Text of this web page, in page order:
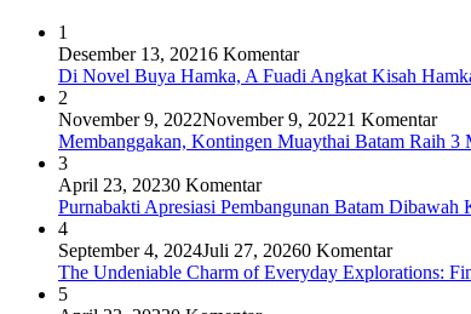
1
Desember 13, 20216 Komentar
Di Novel Buya Hamka, A Fuadi Angkat Kisah
2
November 9, 2022November 9, 20221 Komentar
Membanggakan, Kontingen Muaythai Batam Raih
3
April 23, 20230 Komentar
Purnabakti Apresiasi Pembangunan Batam
4
September 4, 2024Juli 27, 20260 Komentar
The Undeniable Charm of Everyday Explorations:
5